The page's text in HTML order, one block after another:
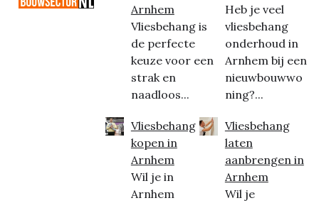
Arnhem
Vliesbehang is
de perfecte
keuze voor een
strak en
naadloos...
Vliesbehang
kopen in
Arnhem
Wil je in
Arnhem
Heb je veel
vliesbehang
onderhoud in
Arnhem bij een
nieuwbouwwo
ning?...
Vliesbehang
laten
aanbrengen in
Arnhem
Wil je